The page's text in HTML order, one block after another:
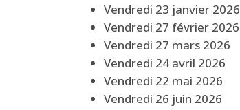
Vendredi 23 janvier 2026
Vendredi 27 février 2026
Vendredi 27 mars 2026
Vendredi 24 avril 2026
Vendredi 22 mai 2026
Vendredi 26 juin 2026